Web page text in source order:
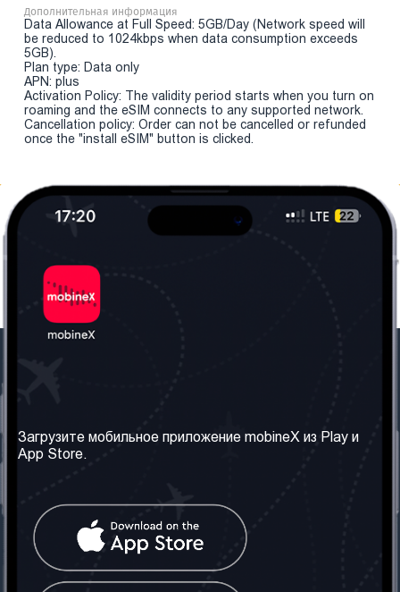
Дополнительная информация
Data Allowance at Full Speed: 5GB/Day (Network speed will
be reduced to 1024kbps when data consumption exceeds
5GB).
Plan type: Data only
APN: plus
Activation Policy: The validity period starts when you turn on
roaming and the eSIM connects to any supported network.
Cancellation policy: Order can not be cancelled or refunded
once the "install eSIM" button is clicked.
Наши сервисы
Правила и Условия
Часто задаваемые
вопросы
Контакт Социальные сети
Загрузите мобильное приложение mobineX из Play и
App Store.